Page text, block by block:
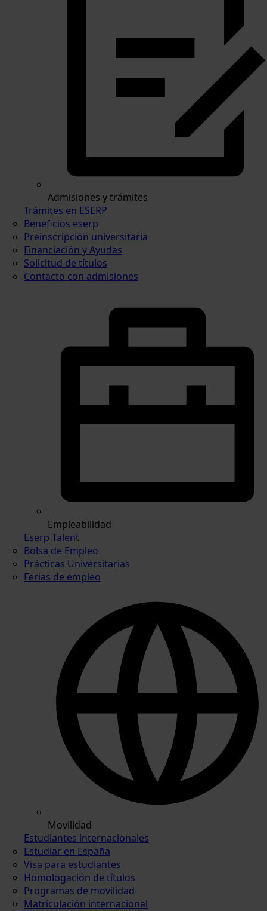
Admisiones y trámites
Trámites en ESERP
Beneficios eserp
Preinscripción universitaria
Financiación y Ayudas
Solicitud de títulos
Contacto con admisiones
Empleabilidad
Eserp Talent
Bolsa de Empleo
Prácticas Universitarias
Ferias de empleo
Movilidad
Estudiantes internacionales
Estudiar en España
Visa para estudiantes
Homologación de títulos
Programas de movilidad
Matriculación internacional